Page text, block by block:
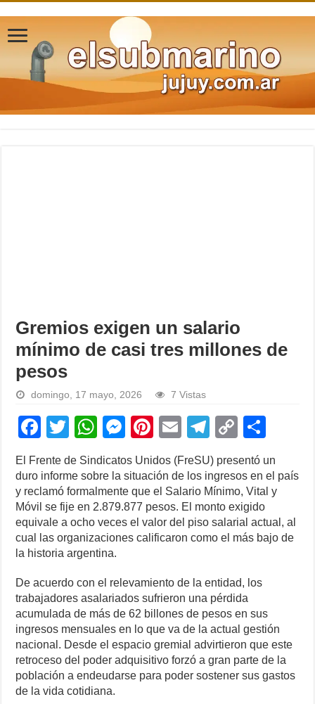
Gremios exigen un salario
mínimo de casi tres millones de
pesos
domingo, 17 mayo, 2026 7 Vistas
F
c
e
b
o
o
k
T
wi
tt
er
W
h
at
s
A
p
p
M
e
ss
e
n
g
Pi
nt
er
e
st
E
m
ail
T
el
e
gr
a
m
C
p
y
Li
n
ar
e
El Frente de Sindicatos Unidos (FreSU) presentó un
duro informe sobre la situación de los ingresos en el país
y reclamó formalmente que el Salario Mínimo, Vital y
Móvil se fije en 2.879.877 pesos. El monto exigido
equivale a ocho veces el valor del piso salarial actual, al
cual las organizaciones calificaron como el más bajo de
la historia argentina.
De acuerdo con el relevamiento de la entidad, los
trabajadores asalariados sufrieron una pérdida
acumulada de más de 62 billones de pesos en sus
ingresos mensuales en lo que va de la actual gestión
nacional. Desde el espacio gremial advirtieron que este
retroceso del poder adquisitivo forzó a gran parte de la
población a endeudarse para poder sostener sus gastos
de la vida cotidiana.